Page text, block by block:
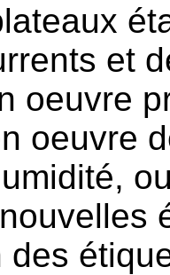
et
oeuvre
oeuvre
des